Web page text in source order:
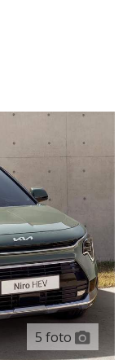
5 foto